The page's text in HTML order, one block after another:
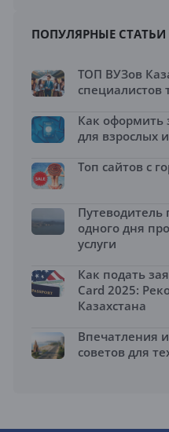
ПОПУЛЯРНЫЕ СТАТЬИ
ТОП ВУЗов
специалистов
Как оформить
для взрослых
Топ сайтов с
Путеводитель
одного дня
услуги
Как подать
Card 2025:
Казахстана
Впечатления
советов для